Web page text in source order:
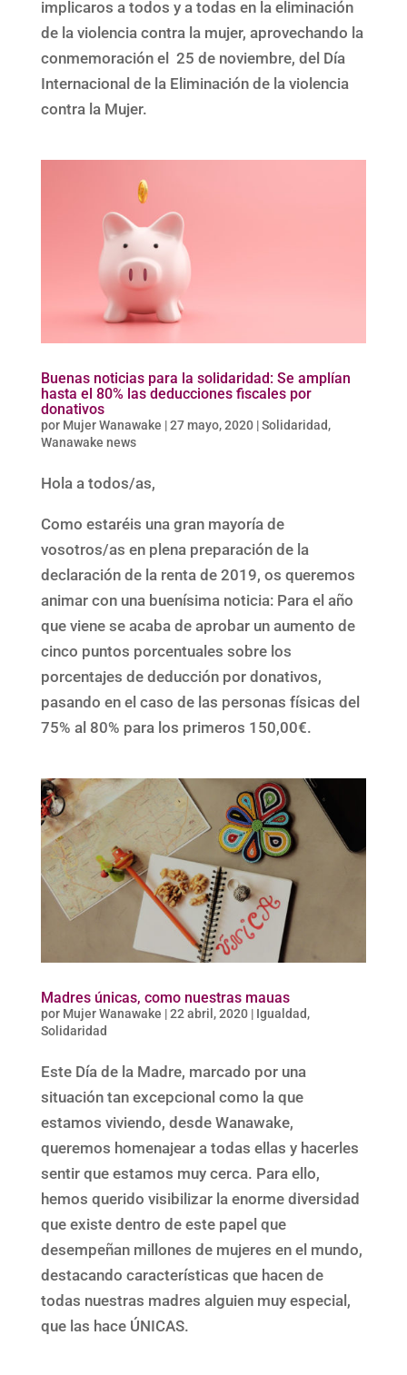
implicaros a todos y a todas en la eliminación
de la violencia contra la mujer, aprovechando la
conmemoración el 25 de noviembre, del Día
Internacional de la Eliminación de la violencia
contra la Mujer.
Buenas noticias para la solidaridad: Se amplían
hasta el 80% las deducciones fiscales por
donativos
por Mujer Wanawake |27 mayo, 2020|Solidaridad,
Wanawake news
Hola a todos/as,
Como estaréis una gran mayoría de
vosotros/as en plena preparación de la
declaración de la renta de 2019, os queremos
animar con una buenísima noticia: Para el año
que viene se acaba de aprobar un aumento de
cinco puntos porcentuales sobre los
porcentajes de deducción por donativos,
pasando en el caso de las personas físicas del
75% al 80% para los primeros 150,00€.
Madres únicas, como nuestras mauas
por Mujer Wanawake |22 abril, 2020| Igualdad,
Solidaridad
Este Día de la Madre, marcado por una
situación tan excepcional como la que
estamos viviendo, desde Wanawake,
queremos homenajear a todas ellas y hacerles
sentir que estamos muy cerca. Para ello,
hemos querido visibilizar la enorme diversidad
que existe dentro de este papel que
desempeñan millones de mujeres en el mundo,
destacando características que hacen de
todas nuestras madres alguien muy especial,
que las hace ÚNICAS.